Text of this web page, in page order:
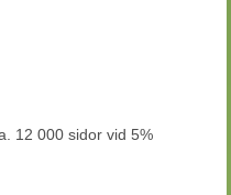
12 000 sidor vid 5%